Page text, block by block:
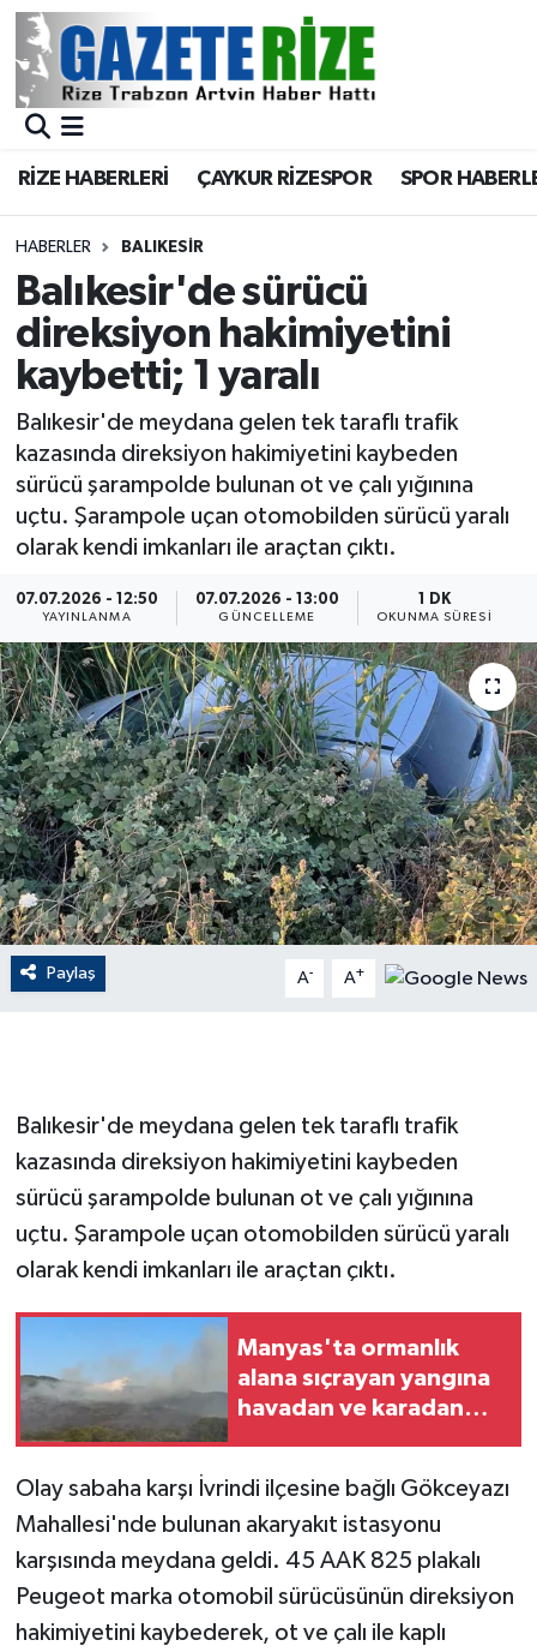
RİZE HABERLERİ ÇAYKUR RİZESPOR SPOR
HABERLER BALIKESIR
Balıkesir'de sürücü
direksiyon hakimiyetini
kaybetti; 1 yaralı
Balıkesir'de meydana gelen tek taraflı trafik
kazasında direksiyon hakimiyetini kaybeden
sürücü şarampolde bulunan ot ve çalı yığınına
uçtu. Şarampole uçan otomobilden sürücü yaralı
olarak kendi imkanları ile araçtan çıktı.
07.07.2026 - 12:50
YAYINLANMA
07.07.2026 - 13:00
GÜNCELLEME
1 DK
OKUNMA SÜRESI
Paylaş A- A+
Balıkesir'de meydana gelen tek taraflı trafik
kazasında direksiyon hakimiyetini kaybeden
sürücü şarampolde bulunan ot ve çalı yığınına
uçtu. Şarampole uçan otomobilden sürücü yaralı
olarak kendi imkanları ile araçtan çıktı.
Manyas'ta ormanlık
alana sıçrayan yangına
havadan ve karadan
Olay sabaha karşı İvrindi ilçesine bağlı Gökceyazı
Mahallesi'nde bulunan akaryakıt istasyonu
karşısında meydana geldi. 45 AAK 825 plakalı
Peugeot marka otomobil sürücüsünün direksiyon
hakimiyetini kaybederek, ot ve çalı ile kaplı
BÖLGEMİZ
Asayiş
Rize Jandarma Komutanlığı
Bilim Teknoloji
Bölge
Advertising news
Canlı Maç
Dış Haberler
Dünya
EĞİTİM
EKONOMİ
English News
Finans
GENEL
GÜNDEM
HABERDE İNSAN
İNSAN
İş Dünyası
Jandarma
Kadın
KÜLTÜR SANAT
Merkez Nöbetçi Eczaneler
Merkez Trafik Yoğunluk Haritası
Süper Lig Puan Durumu ve Fikstür
Tüm Manşetler
Son Dakika Haberleri
Haber Arşivi